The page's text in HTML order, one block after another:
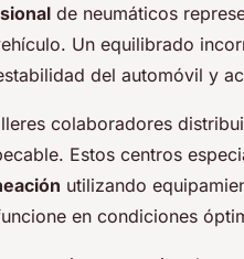
de neumáticos
Un equilibrado
del automóvil y
colaboradores
Estos centros
utilizando
en condiciones